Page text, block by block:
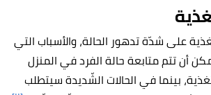
على شدّة تدهور الحالة، والأسباب التي
أن تتم متابعة حالة الفرد في المنزل
بينما في الحالات الشّديدة سيتطلب